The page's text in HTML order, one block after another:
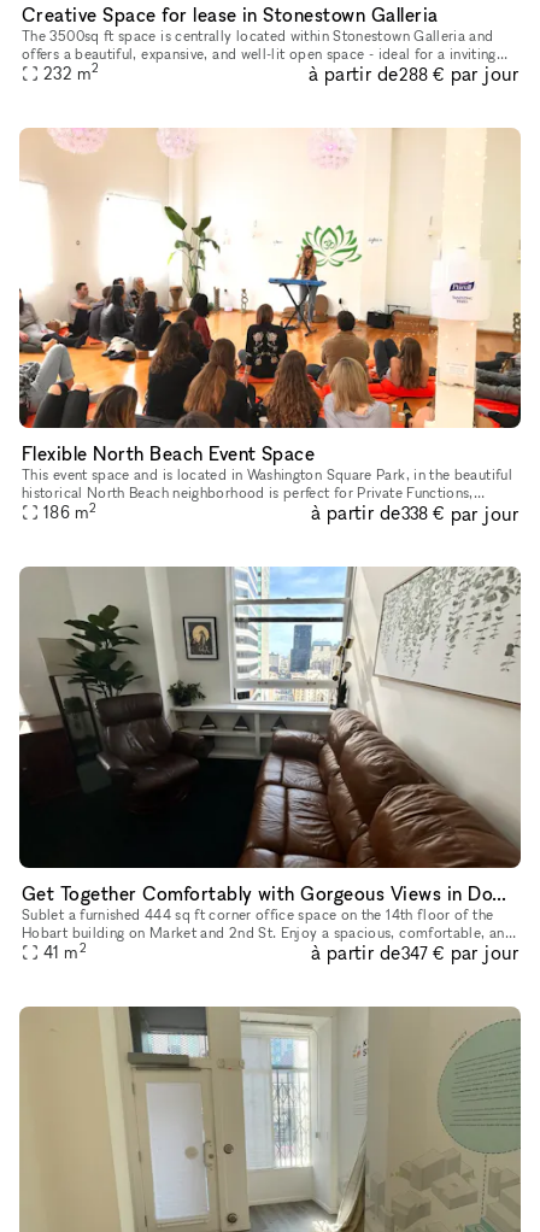
Creative Space for lease in Stonestown Galleria
The 3500sq ft space is centrally located within Stonestown Galleria and
offers a beautiful, expansive, and well-lit open space - ideal for a inviting
office atmosphere. Amenities Included In Lease:
232 m2 à partir de288 € par jour
Flexible North Beach Event Space
This event space and is located in Washington Square Park, in the beautiful
historical North Beach neighborhood is perfect for Private Functions,
Workshops and other Events. The space is flexible an
186 m2 à partir de338 € par jour
Get Together Comfortably with Gorgeous Views in Downtown San Francisco
Sublet a furnished 444 sq ft corner office space on the 14th floor of the
Hobart building on Market and 2nd St. Enjoy a spacious, comfortable, and
professional corner office space for cocktail parti
41 m2 à partir de347 € par jour